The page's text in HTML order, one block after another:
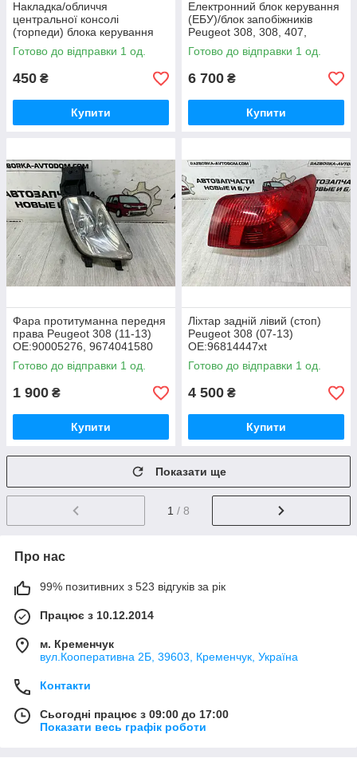
Накладка/обличчя
центральної консолі
(торпеди) блока керування
пічки Peugeot 308 (07-13)
OE:9658867377
Готово до відправки 1 од.
450 ₴
Купити
Електронний блок керування
(ЕБУ)/блок запобіжників
Peugeot 308, 308, 407,
Jumpy, Citroen C4 OE: BSM-
L06-00 9658539680
Готово до відправки 1 од.
6 700 ₴
Купити
Фара протитуманна передня
права Peugeot 308 (11-13)
OE:90005276, 9674041580
Готово до відправки 1 од.
1 900 ₴
Купити
Ліхтар задній лівий (стоп)
Peugeot 308 (07-13)
OE:96814447xt
Готово до відправки 1 од.
4 500 ₴
Купити
Показати ще
1 / 8
Про нас
99% позитивних з 523 відгуків за рік
Працює з 10.12.2014
м. Кременчук
вул.Кооперативна 2Б, 39603, Кременчук, Україна
Контакти
Сьогодні працює з 09:00 до 17:00
Показати весь графік роботи